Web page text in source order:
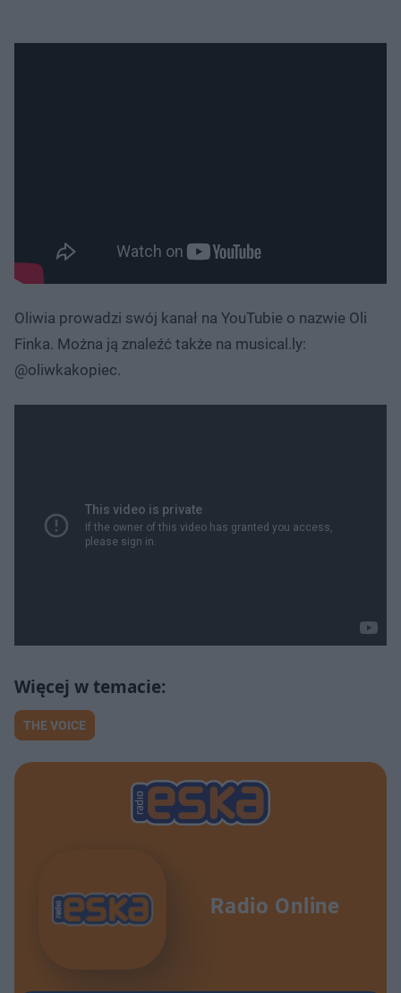
Oliwia prowadzi swój kanał na YouTubie o nazwie Oli
Finka. Można ją znaleźć także na musical.ly:
@oliwkakopiec.
THE VOICE
Radio Online